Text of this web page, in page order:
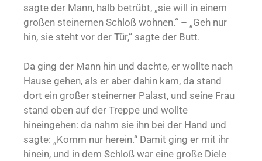
sagte der Mann, halb betrübt, „sie will in einem
großen steinernen Schloß wohnen.“ – „Geh nur
hin, sie steht vor der Tür,“ sagte der Butt.
Da ging der Mann hin und dachte, er wollte nach
Hause gehen, als er aber dahin kam, da stand
dort ein großer steinerner Palast, und seine Frau
stand oben auf der Treppe und wollte
hineingehen: da nahm sie ihn bei der Hand und
sagte: „Komm nur herein.“ Damit ging er mit ihr
hinein, und in dem Schloß war eine große Diele